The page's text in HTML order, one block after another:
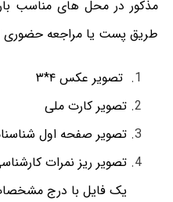
مذکور در محل های مناسب
طریق پست یا مراجعه حضوری
تصویر عکس ۴*۳
تصویر کارت ملی
تصویر صفحه اول
تصویر ریز نمرات
یک فایل با درج